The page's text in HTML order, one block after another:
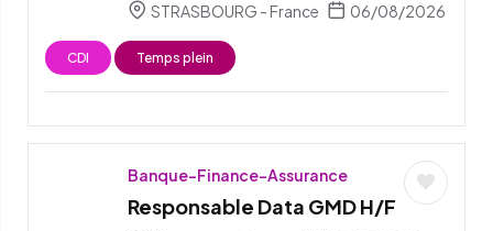
STRASBOURG - France 06/08/2026
CDI Temps plein
Banque-Finance-Assurance
Responsable Data GMD H/F